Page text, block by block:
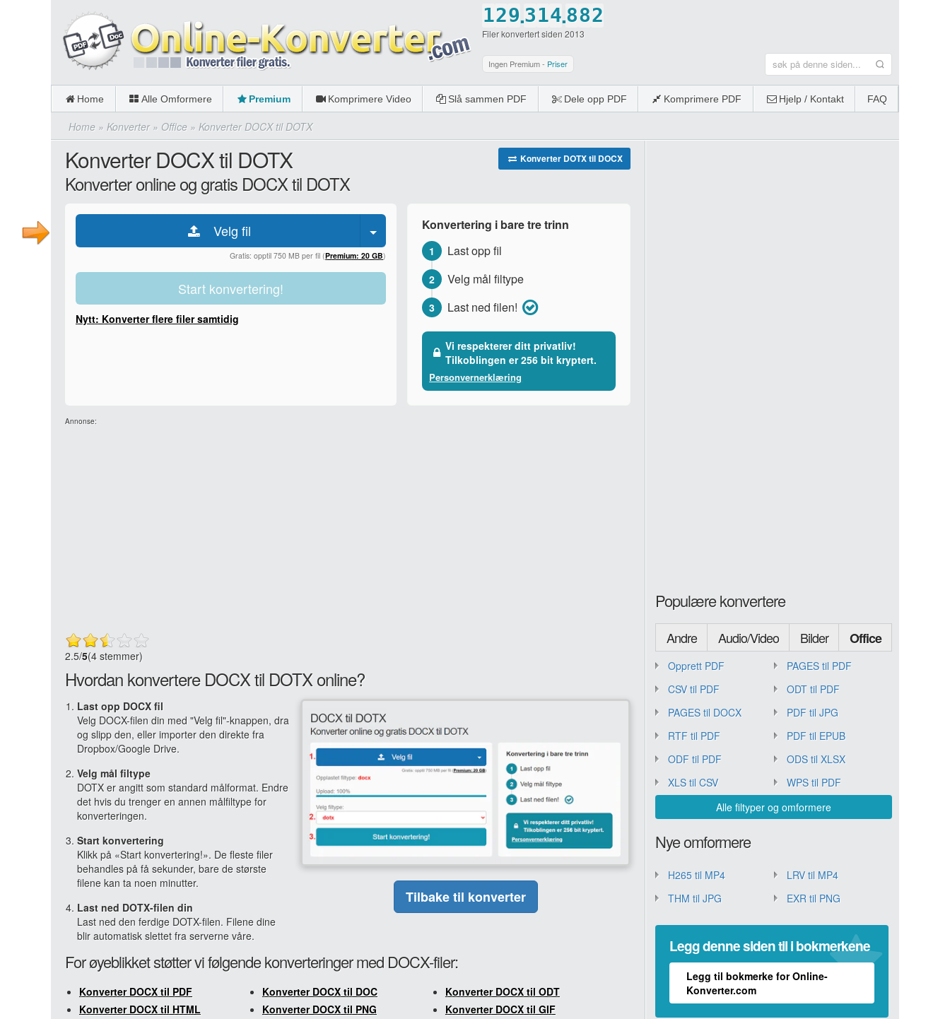
1
2
3
4
5
6
0
2
3
4
5
6
7
9
0
.3
4
5
6
7
8
9
1
2
3
4
5
6
7
0
4
5
6
7
8
9
0
.8
9
0
8
9
2
5
6
7
8
Filer konvertert siden 2013
Ingen Premium - Priser
Home Alle Omformere Premium Komprimere Video Slå sammen PDF Dele opp PDF Komprimere PDF Hjelp / Kontakt FAQ
Home » Konverter» Office » Konverter DOCX til DOTX
Konverter DOTX til DOCX
Konverter DOCX til DOTX
Konverter online og gratis DOCX til DOTX
Velg fil
Gratis: opptil 750 MB per fil (Premium: 20 GB)
Start konvertering!
Nytt: Konverter flere filer samtidig
Konvertering i bare tre trinn
1 Last opp fil
2 Velg mål filtype
3 Last ned filen!
Vi respekterer ditt privatliv!
Tilkoblingen er 256 bit kryptert.
Personvernerklæring
Annonse:
2.5/5(4 stemmer)
Hvordan konvertere DOCX til DOTX online?
Last opp DOCX fil
Velg DOCX-filen din med "Velg fil"-knappen, dra
og slipp den, eller importer den direkte fra
Dropbox/Google Drive.
Velg mål filtype
DOTX er angitt som standard målformat. Endre
det hvis du trenger en annen målfiltype for
konverteringen.
Start konvertering
Klikk på «Start konvertering!». De fleste filer
behandles på få sekunder, bare de største
filene kan ta noen minutter.
Last ned DOTX-filen din
Last ned den ferdige DOTX-filen. Filene dine
blir automatisk slettet fra serverne våre.
Tilbake til konverter
For øyeblikket støtter vi følgende konverteringer med DOCX-filer:
Konverter DOCX til PDF Konverter DOCX til DOC
Konverter DOCX til ODT
Konverter DOCX til HTML
Konverter DOCX til PNG
Konverter DOCX til GIF
Populære konvertere
Andre Audio/Video Bilder Office
Opprett PDF
PAGES til PDF
CSV til PDF
ODT til PDF
PAGES til DOCX
PDF til JPG
RTF til PDF
PDF til EPUB
ODF til PDF
ODS til XLSX
XLS til CSV
WPS til PDF
Alle filtyper og omformere
Nye omformere
H265 til MP4
LRV til MP4
THM til JPG
EXR til PNG
Legg denne siden til i bokmerkene
Legg til bokmerke for Online-
Konverter.com